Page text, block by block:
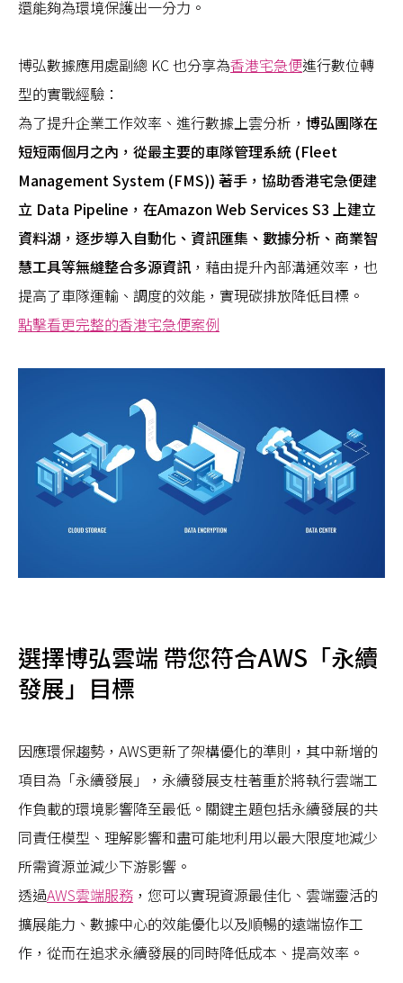
還能夠為環境保護出一分力。
博弘數據應用處副總 KC 也分享為香港宅急便進行數位轉
型的實戰經驗：
為了提升企業工作效率、進行數據上雲分析， 博弘團隊在
短短兩個月之內，從最主要的車隊管理系統 (Fleet
Management System (FMS)) 著手，協助香港宅急便建
立 Data Pipeline，在Amazon Web Services S3 上建立
資料湖，逐步導入自動化、資訊匯集、數據分析、商業智
慧工具等無縫整合多源資訊，藉由提升內部溝通效率，也
提高了車隊運輸、調度的效能，實現碳排放降低目標。
點擊看更完整的香港宅急便案例
選擇博弘雲端 帶您符合AWS「永續
發展」目標
因應環保趨勢，AWS更新了架構優化的準則，其中新增的
項目為「永續發展」，永續發展支柱著重於將執行雲端工
作負載的環境影響降至最低。關鍵主題包括永續發展的共
同責任模型、理解影響和盡可能地利用以最大限度地減少
所需資源並減少下游影響。
透過AWS雲端服務 ，您可以實現資源最佳化、雲端靈活的
擴展能力、數據中心的效能優化以及順暢的遠端協作工
作，從而在追求永續發展的同時降低成本、提高效率。